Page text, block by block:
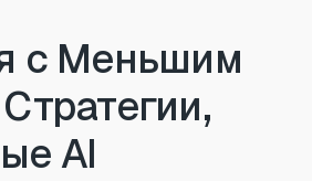
с Меньшим
AI